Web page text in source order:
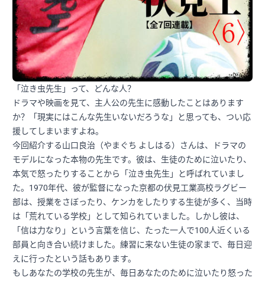
「泣き虫先生」って、どんな人？
ドラマや映画を見て、主人公の先生に感動したことはあります
か？「現実にはこんな先生いないだろうな」と思っても、つい応
援してしまいますよね。
今回紹介する山口良治（やまぐち よしはる）さんは、ドラマの
モデルになった本物の先生です。彼は、生徒のために泣いたり、
本気で怒ったりすることから「泣き虫先生」と呼ばれていまし
た。1970年代、彼が監督になった京都の伏見工業高校ラグビー
部は、授業をさぼったり、ケンカをしたりする生徒が多く、当時
は「荒れている学校」として知られていました。しかし彼は、
「信は力なり」という言葉を信じ、たった一人で100人近くいる
部員と向き合い続けました。練習に来ない生徒の家まで、毎日迎
えに行ったという話もあります。
もしあなたの学校の先生が、毎日あなたのために泣いたり怒った